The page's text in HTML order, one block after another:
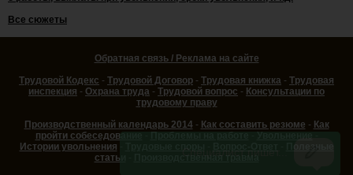
Все сюжеты
Обратная связь / Реклама на сайте
Трудовой Кодекс - Трудовой Договор - Трудовая книжка - Трудовая
инспекция - Охрана труда - Трудовой вопрос - Консультации по
трудовому праву
Производственный календарь 2014- Как составить резюме - Как
пройти собеседование
Увольнение
Истории увольнения
Трудовые споры
Полезные
статьи
Производственная травма